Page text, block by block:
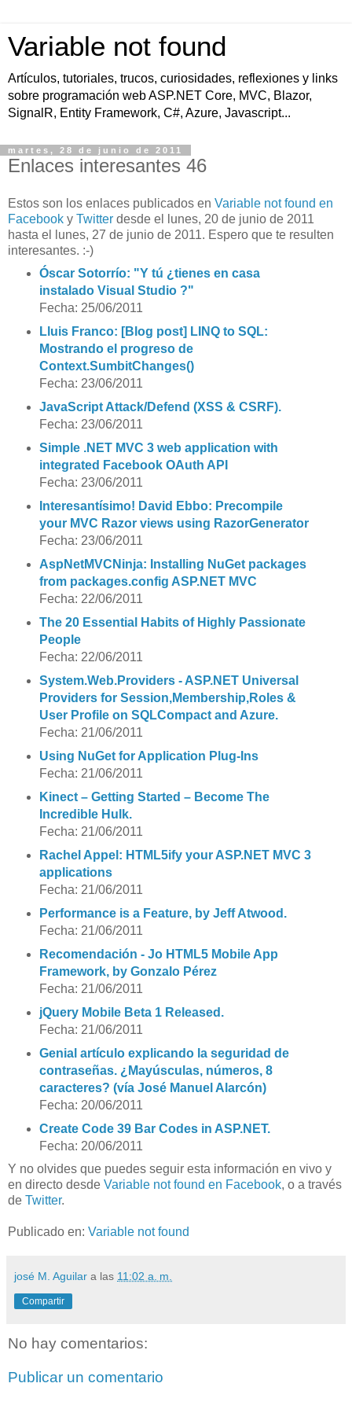
Variable not found
Artículos, tutoriales, trucos, curiosidades, reflexiones y links
sobre programación web ASP.NET Core, MVC, Blazor,
SignalR, Entity Framework, C#, Azure, Javascript...
martes, 28 de junio de 2011
Enlaces interesantes 46
Estos son los enlaces publicados en Variable not found en
Facebook y Twitter desde el lunes, 20 de junio de 2011
hasta el lunes, 27 de junio de 2011. Espero que te resulten
interesantes. :-)
Óscar Sotorrío: "Y tú ¿tienes en casa
instalado Visual Studio ?"
Fecha: 25/06/2011
Lluis Franco: [Blog post] LINQ to SQL:
Mostrando el progreso de
Context.SumbitChanges()
Fecha: 23/06/2011
JavaScript Attack/Defend (XSS & CSRF).
Fecha: 23/06/2011
Simple .NET MVC 3 web application with
integrated Facebook OAuth API
Fecha: 23/06/2011
Interesantísimo! David Ebbo: Precompile
your MVC Razor views using RazorGenerator
Fecha: 23/06/2011
AspNetMVCNinja: Installing NuGet packages
from packages.config ASP.NET MVC
Fecha: 22/06/2011
The 20 Essential Habits of Highly Passionate
People
Fecha: 22/06/2011
System.Web.Providers - ASP.NET Universal
Providers for Session,Membership,Roles &
User Profile on SQLCompact and Azure.
Fecha: 21/06/2011
Using NuGet for Application Plug-Ins
Fecha: 21/06/2011
Kinect – Getting Started – Become The
Incredible Hulk.
Fecha: 21/06/2011
Rachel Appel: HTML5ify your ASP.NET MVC 3
applications
Fecha: 21/06/2011
Performance is a Feature, by Jeff Atwood.
Fecha: 21/06/2011
Recomendación - Jo HTML5 Mobile App
Framework, by Gonzalo Pérez
Fecha: 21/06/2011
jQuery Mobile Beta 1 Released.
Fecha: 21/06/2011
Genial artículo explicando la seguridad de
contraseñas. ¿Mayúsculas, números, 8
caracteres? (vía José Manuel Alarcón)
Fecha: 20/06/2011
Create Code 39 Bar Codes in ASP.NET.
Fecha: 20/06/2011
Y no olvides que puedes seguir esta información en vivo y
en directo desde Variable not found en Facebook, o a través
de Twitter.
Publicado en: Variable not found
josé M. Aguilar a las 11:02 a. m.
Compartir
No hay comentarios:
Publicar un comentario